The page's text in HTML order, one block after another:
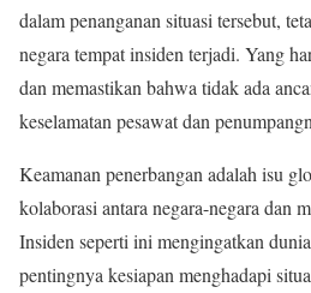
dalam penanganan situasi tersebut,
negara tempat insiden terjadi. Yang
dan memastikan bahwa tidak ada
keselamatan pesawat dan
Keamanan penerbangan adalah isu
kolaborasi antara negara-negara dan
Insiden seperti ini mengingatkan
pentingnya kesiapan menghadapi